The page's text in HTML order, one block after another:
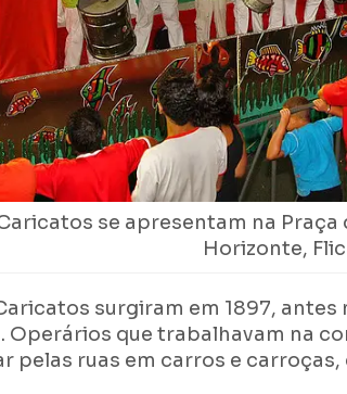
se apresentam na Praça
Horizonte,
surgiram em 1897,
Operários que trabalhavam na
pelas ruas em carros e